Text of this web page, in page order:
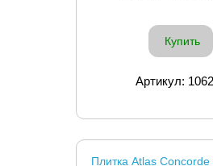
Купить
Артикул:
Плитка Atlas